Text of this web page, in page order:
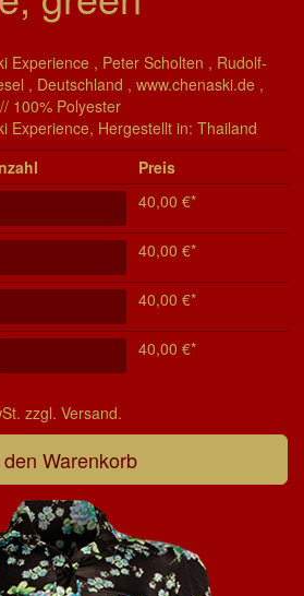
Experience , Peter Scholten , Rudolf-
, Deutschland , www.chenaski.de ,
100% Polyester
Experience, Her­ge­stel­lt in: Thailand
Preis
40,00 €*
40,00 €*
40,00 €*
40,00 €*
zzgl. Versand.